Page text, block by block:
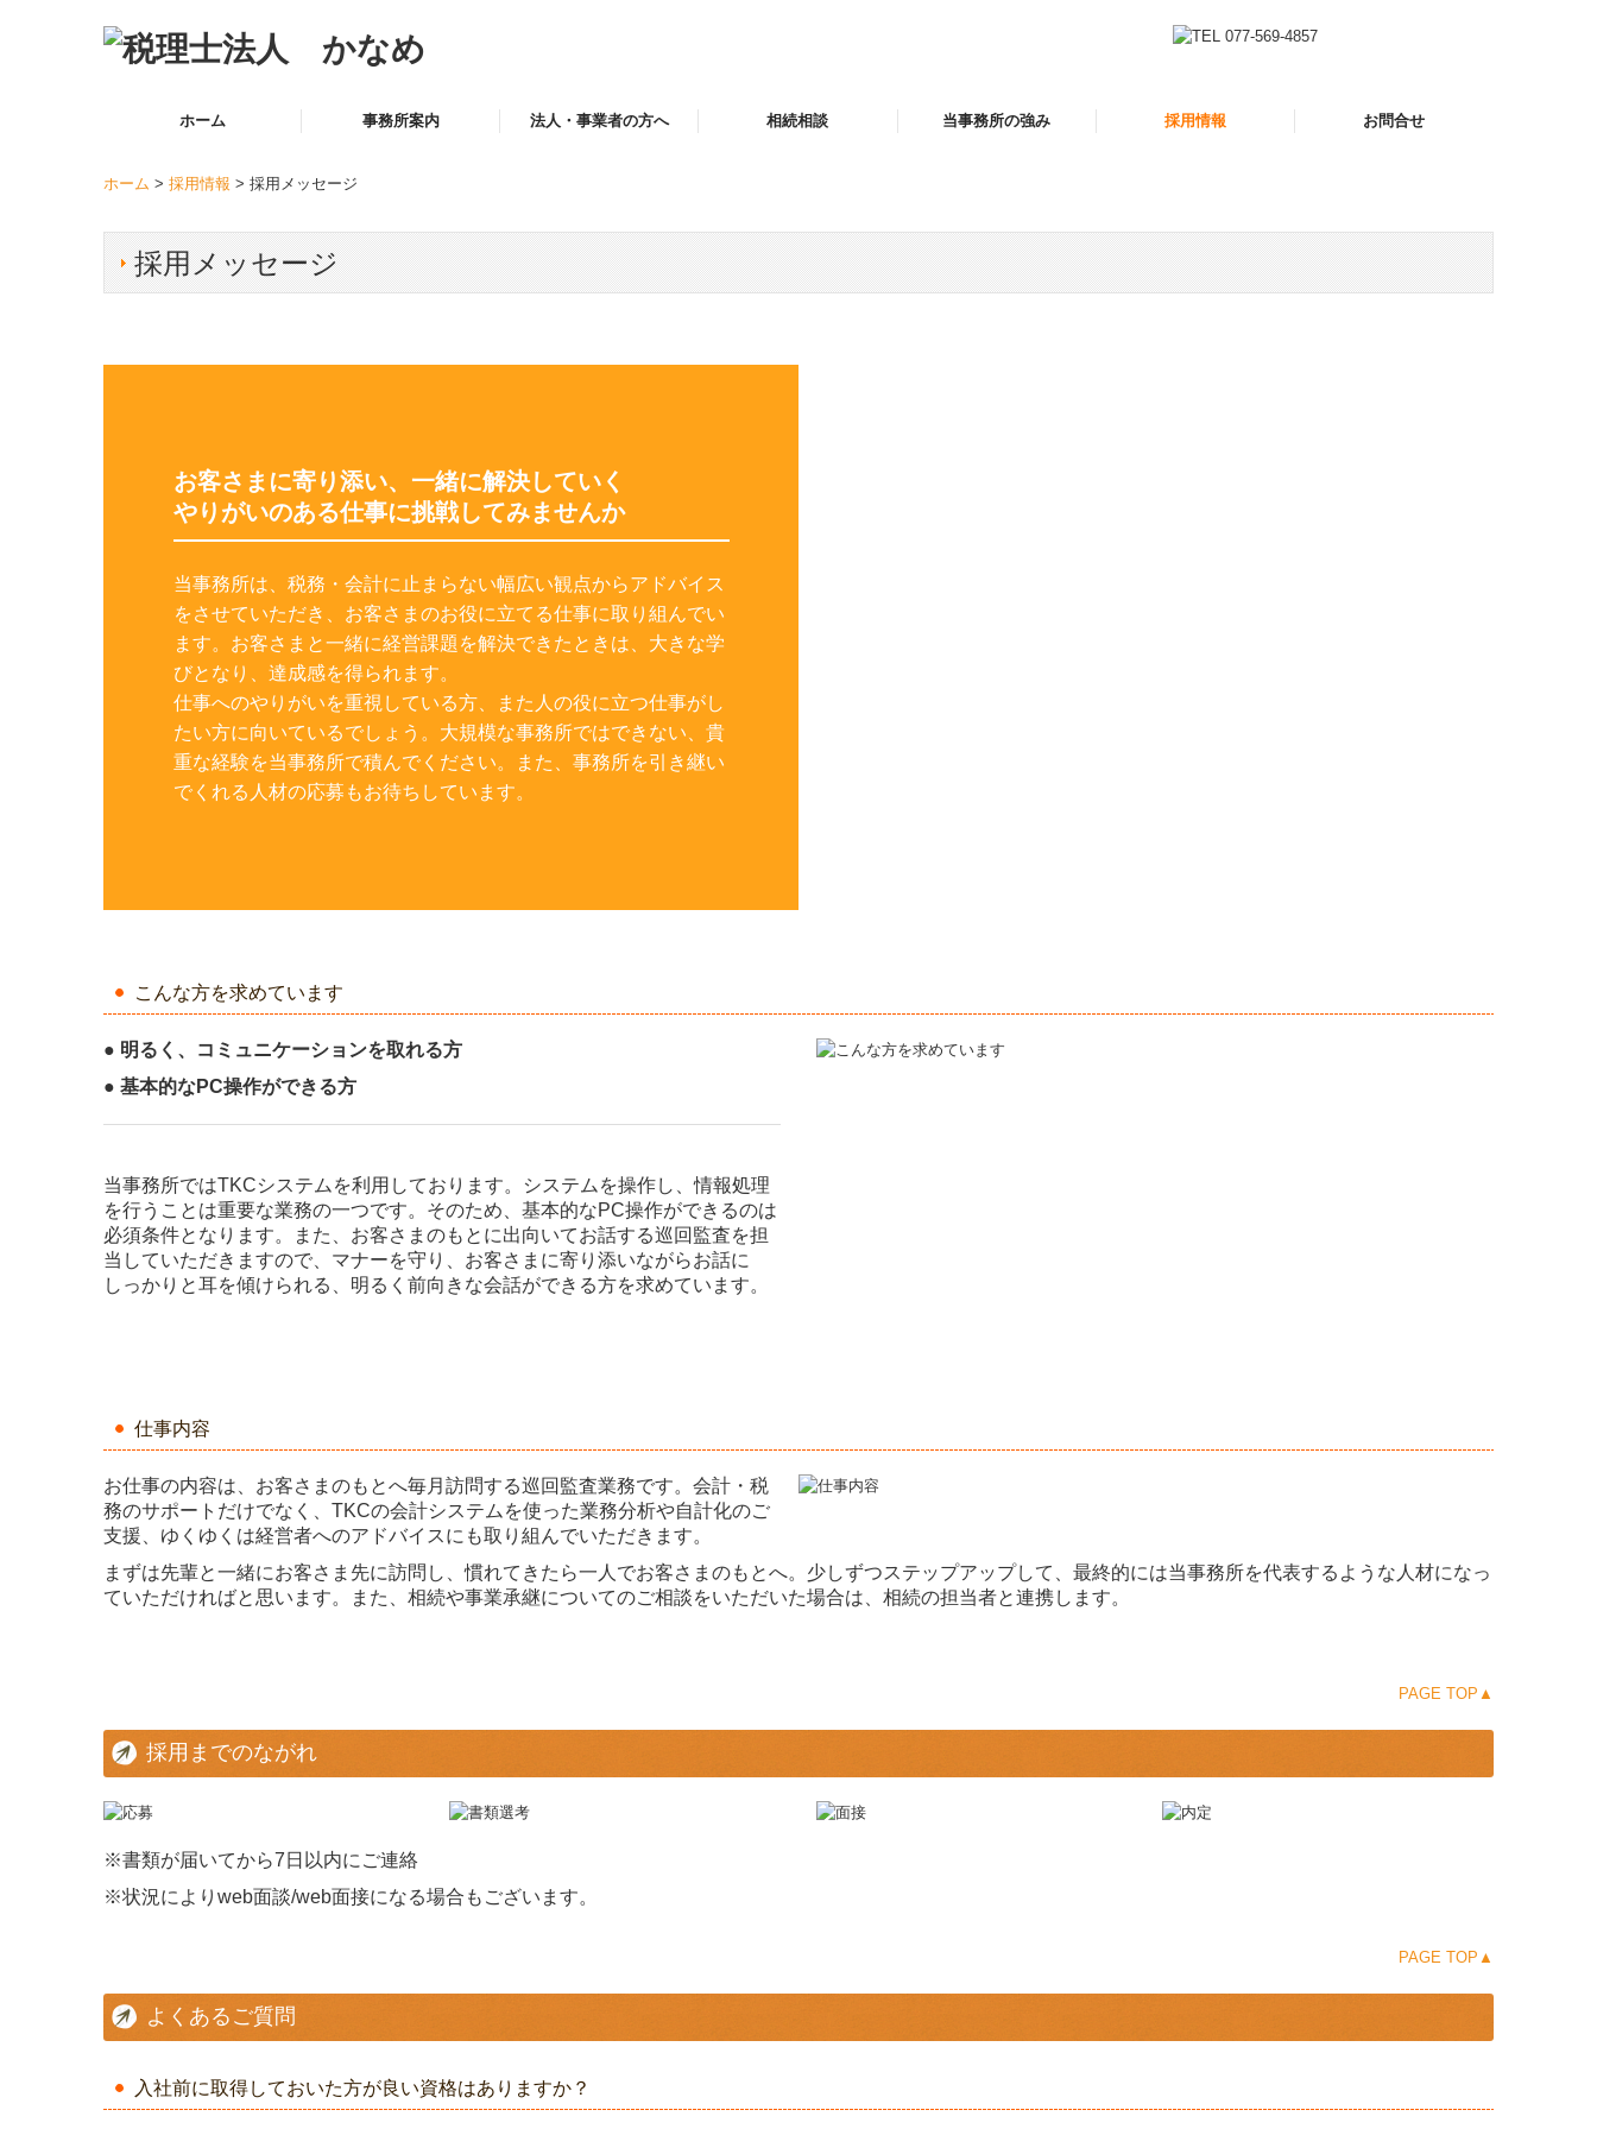
ホーム 事務所案内 法人・事業者の方へ 相続相談 当事務所の強み 採用情報 お問合せ
ホーム > 採用情報 > 採用メッセージ
採用メッセージ
お客さまに寄り添い、一緒に解決していく
やりがいのある仕事に挑戦してみませんか
当事務所は、税務・会計に止まらない幅広い観点からアドバイス
をさせていただき、お客さまのお役に立てる仕事に取り組んでい
ます。お客さまと一緒に経営課題を解決できたときは、大きな学
びとなり、達成感を得られます。
仕事へのやりがいを重視している方、また人の役に立つ仕事がし
たい方に向いているでしょう。大規模な事務所ではできない、貴
重な経験を当事務所で積んでください。また、事務所を引き継い
でくれる人材の応募もお待ちしています。
こんな方を求めています
● 明るく、コミュニケーションを取れる方
● 基本的なPC操作ができる方
当事務所ではTKCシステムを利用しております。システムを操作し、情報処理
を行うことは重要な業務の一つです。そのため、基本的なPC操作ができるのは
必須条件となります。また、お客さまのもとに出向いてお話する巡回監査を担
当していただきますので、マナーを守り、お客さまに寄り添いながらお話に
しっかりと耳を傾けられる、明るく前向きな会話ができる方を求めています。
仕事内容
お仕事の内容は、お客さまのもとへ毎月訪問する巡回監査業務です。会計・税
務のサポートだけでなく、TKCの会計システムを使った業務分析や自計化のご
支援、ゆくゆくは経営者へのアドバイスにも取り組んでいただきます。
まずは先輩と一緒にお客さま先に訪問し、慣れてきたら一人でお客さまのもとへ。少しずつステップアップして、最終的には当事務所を代表するような人材になっ
ていただければと思います。また、相続や事業承継についてのご相談をいただいた場合は、相続の担当者と連携します。
PAGE TOP▲
採用までのながれ
※書類が届いてから7日以内にご連絡
※状況によりweb面談/web面接になる場合もございます。
PAGE TOP▲
よくあるご質問
入社前に取得しておいた方が良い資格はありますか？